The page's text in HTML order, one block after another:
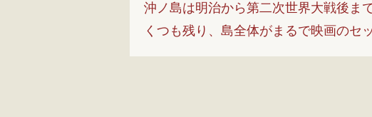
沖ノ島は明治から第二次世界大戦後ま
くつも残り、島全体がまるで映画のセ